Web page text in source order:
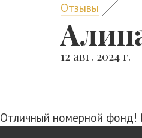
Отзывы
12 авг. 2024 г.
Отличный номерной фонд!